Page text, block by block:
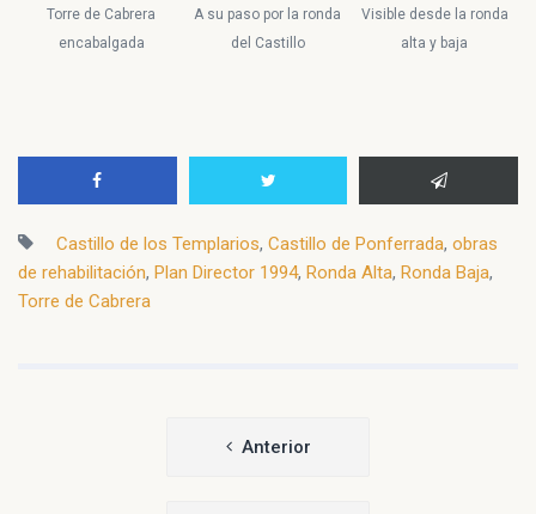
Torre de Cabrera
encabalgada
A su paso por la ronda
del Castillo
Visible desde la ronda
alta y baja
Castillo de los Templarios, Castillo de Ponferrada, obras
de rehabilitación, Plan Director 1994, Ronda Alta, Ronda Baja,
Torre de Cabrera
Anterior